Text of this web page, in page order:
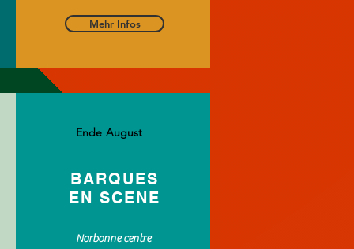
Mehr Infos
Ende August
BARQUES
EN SCENE
Narbonne centre